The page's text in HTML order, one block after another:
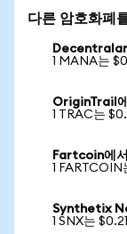
다른 암호화폐
1 MANA는
OriginTrail
1 TRAC는
Fartcoin에
1 FARTCOIN
Synthetix
1 SNX는